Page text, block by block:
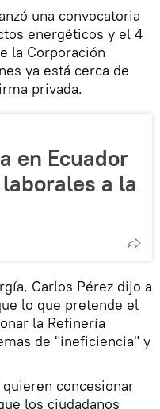
una convocatoria
energéticos y el 4
la Corporación
ya está cerca de
privada.
en Ecuador
a la
Carlos Pérez dijo a
lo que pretende el
la Refinería
de "ineficiencia" y
concesionar
los ciudadanos